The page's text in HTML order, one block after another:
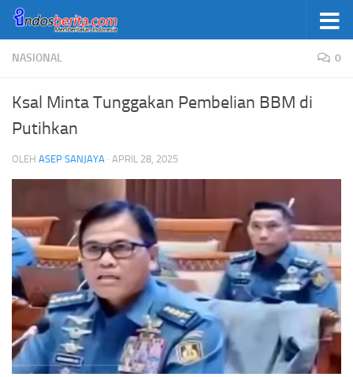
Skip to content
NASIONAL 0
Ksal Minta Tunggakan Pembelian BBM di
Putihkan
OLEH ASEP SANJAYA · APRIL 28, 2025